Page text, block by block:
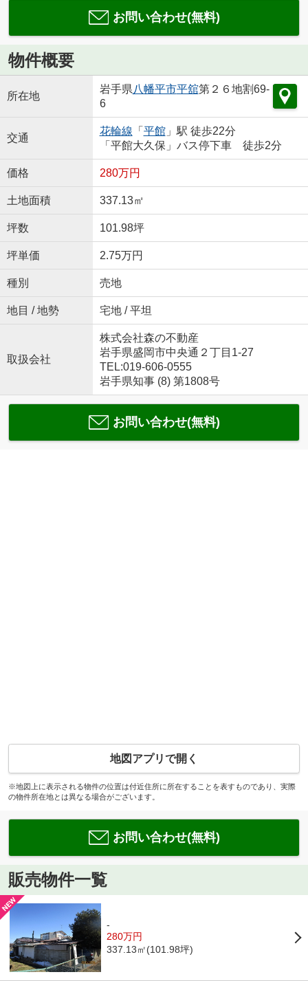
お問い合わせ(無料)
物件概要
所在地
岩手県八幡平市平舘第２６地割69-
6
交通
花輪線 「 平館」駅 徒歩22分
「平館大久保」バス停下車 徒歩2分
価格 280万円
土地面積 337.13㎡
坪数 101.98坪
坪単価 2.75万円
種別 売地
地目 / 地勢 宅地 / 平坦
取扱会社
株式会社森の不動産
岩手県盛岡市中央通２丁目1-27
TEL:019-606-0555
岩手県知事 (8) 第1808号
お問い合わせ(無料)
地図アプリで開く
※地図上に表示される物件の位置は付近住所に所在することを表すものであり、実際
の物件所在地とは異なる場合がございます。
お問い合わせ(無料)
販売物件一覧
-
280万円
337.13㎡(101.98坪)